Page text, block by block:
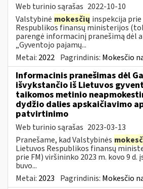
Web turinio sąrašas 2022-10-10
Valstybinė mokesčių inspekcija
Respublikos finansų ministerijos
parengė informacinį pranešimą dėl
„Gyventojo pajamų...
Metai: 2022 Pagrindinis: Mokesčio
Informacinis pranešimas dėl
išvykstančio iš Lietuvos
taikomos metinio
dydžio dalies apskaičiavimo
patvirtinimo
Web turinio sąrašas 2023-03-13
Pranešame, kad Valstybinės
Lietuvos Respublikos finansų
prie FM) viršininko 2023 m. kovo 9 d.
buvo...
Metai: 2023 Pagrindinis: Mokesčio